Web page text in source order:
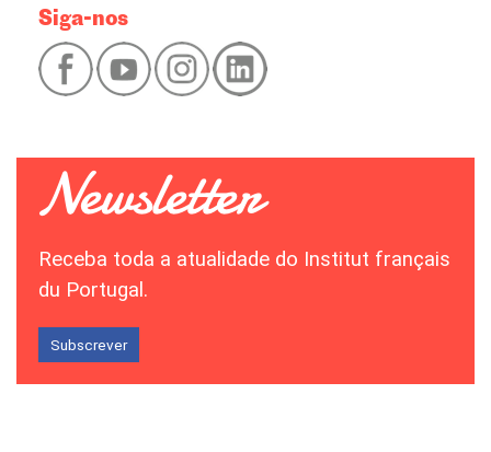
Siga-nos
Receba toda a atualidade do Institut français
du Portugal.
Subscrever